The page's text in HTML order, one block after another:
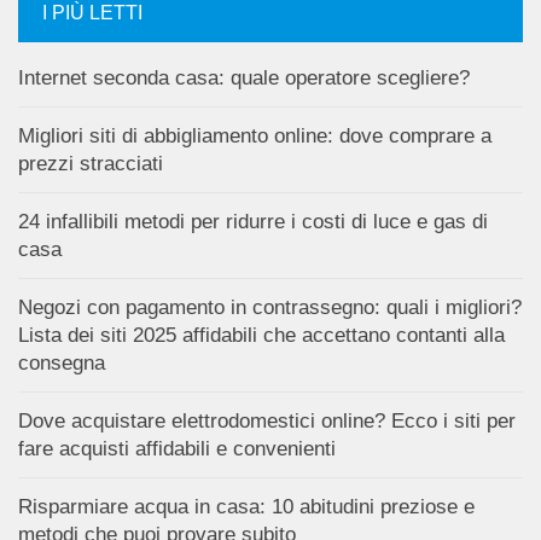
I PIÙ LETTI
Internet seconda casa: quale operatore scegliere?
Migliori siti di abbigliamento online: dove comprare a
prezzi stracciati
24 infallibili metodi per ridurre i costi di luce e gas di
casa
Negozi con pagamento in contrassegno: quali i migliori?
Lista dei siti 2025 affidabili che accettano contanti alla
consegna
Dove acquistare elettrodomestici online? Ecco i siti per
fare acquisti affidabili e convenienti
Risparmiare acqua in casa: 10 abitudini preziose e
metodi che puoi provare subito